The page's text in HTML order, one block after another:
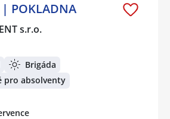
POKLADNA
s.r.o.
Brigáda
pro absolventy